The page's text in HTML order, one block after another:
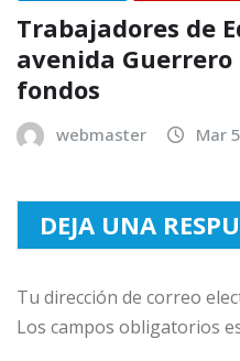
Trabajadores de
avenida
fondos
webmaster Mar
DEJA UNA
Tu dirección de correo
Los campos obligatorios